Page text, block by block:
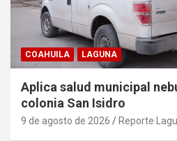
COAHUILA LAGUNA
Aplica salud municipal
colonia San Isidro
9 de agosto de 2026 Reporte